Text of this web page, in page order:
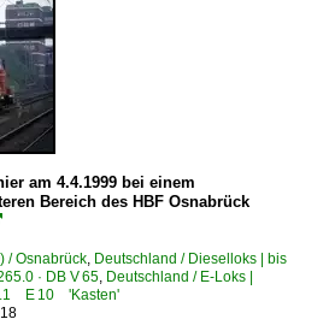
am 4.4.1999 bei einem
Bereich des HBF Osnabrück
/ Osnabrück, Deutschland / Dieselloks | bis
· DB V 65, Deutschland / E-Loks |
E 10 'Kasten'